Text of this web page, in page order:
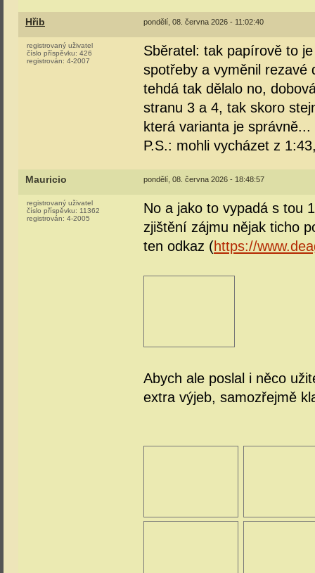
Hřib pondělí, 08. června 2026 - 11:02:40
registrovaný uživatel
číslo příspěvku: 426
registrován: 4-2007
Sběratel: tak papírově to
spotřeby a vyměnil rezavé
tehdá tak dělalo no,
stranu 3 a 4, tak skoro
která varianta je správně...
P.S.: mohli vycházet z
Mauricio pondělí, 08. června 2026 - 18:48:57
registrovaný uživatel
číslo příspěvku: 11362
registrován: 4-2005
No a jako to vypadá s tou
zjištění zájmu nějak ticho
ten odkaz (https://
Abych ale poslal i něco
extra výjeb, samozřejmě